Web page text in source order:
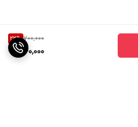
700,000
22%
540,000